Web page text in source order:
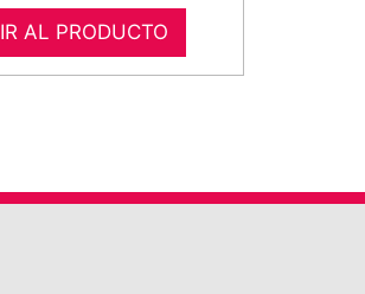
IR AL PRODUCTO